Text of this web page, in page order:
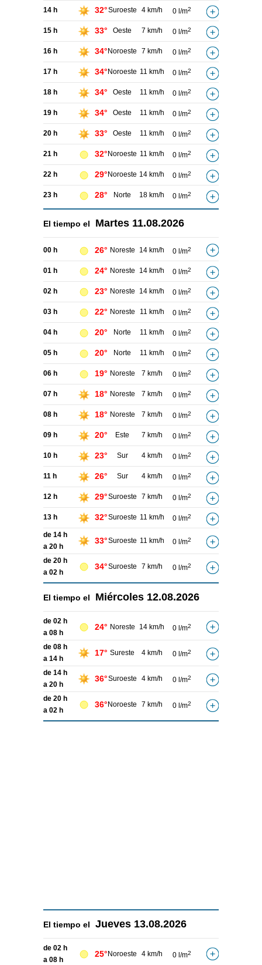
14 h 32°Suroeste 4 km/h 0 l/m2
15 h 33° Oeste 7 km/h 0 l/m2
16 h 34° Noroeste 7 km/h 0 l/m2
17 h 34° Noroeste 11 km/h 0 l/m2
18 h 34° Oeste 11 km/h 0 l/m2
19 h 34° Oeste 11 km/h 0 l/m2
20 h 33° Oeste 11 km/h 0 l/m2
21 h 32° Noroeste 11 km/h 0 l/m2
22 h 29° Noroeste 14 km/h 0 l/m2
23 h 28° Norte 18 km/h 0 l/m2
El tiempo el Martes 11.08.2026
00 h 26° Noreste 14 km/h 0 l/m2
01 h 24° Noreste 14 km/h 0 l/m2
02 h 23° Noreste 14 km/h 0 l/m2
03 h 22° Noreste 11 km/h 0 l/m2
04 h 20° Norte 11 km/h 0 l/m2
05 h 20° Norte 11 km/h 0 l/m2
06 h 19° Noreste 7 km/h 0 l/m2
07 h 18° Noreste 7 km/h 0 l/m2
08 h 18° Noreste 7 km/h 0 l/m2
09 h 20° Este 7 km/h 0 l/m2
10 h 23° Sur 4 km/h 0 l/m2
11 h 26° Sur 4 km/h 0 l/m2
12 h 29°Suroeste 7 km/h 0 l/m2
13 h 32°Suroeste 11 km/h 0 l/m2
de 14 h
a 20 h
33°Suroeste 11 km/h 0 l/m2
de 20 h
a 02 h
34°Suroeste 7 km/h 0 l/m2
El tiempo el Miércoles 12.08.2026
de 02 h
a 08 h
24° Noreste 14 km/h 0 l/m2
de 08 h
a 14 h
17° Sureste 4 km/h 0 l/m2
de 14 h
a 20 h
36°Suroeste 4 km/h 0 l/m2
de 20 h
a 02 h
36° Noroeste 7 km/h 0 l/m2
El tiempo el Jueves 13.08.2026
de 02 h
a 08 h
25° Noroeste 4 km/h 0 l/m2